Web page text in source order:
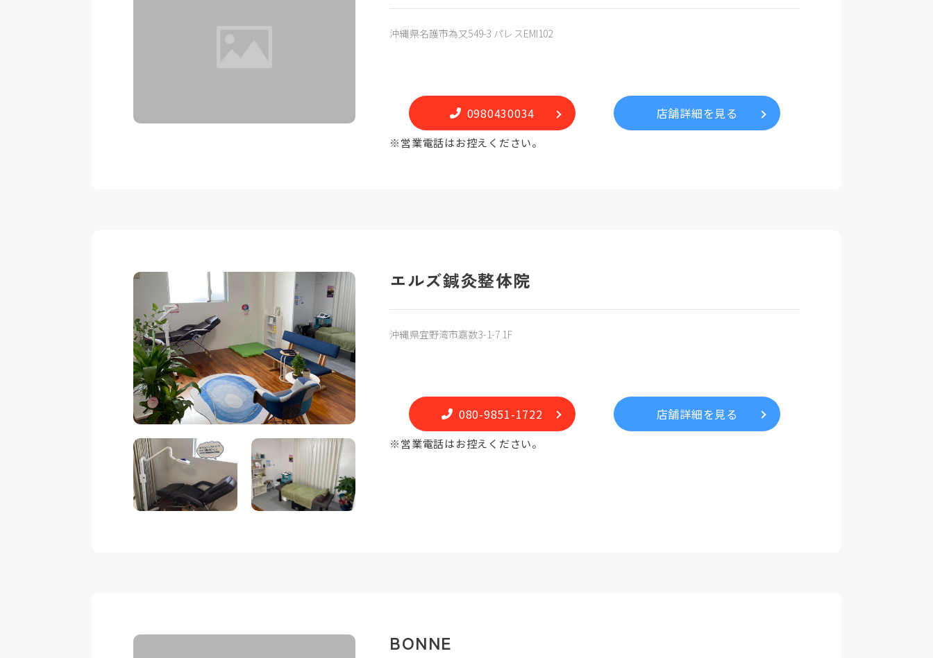
沖縄県名護市為又549-3 パレスEMI102
0980430034 店舗詳細を見る
※営業電話はお控えください。
エルズ鍼灸整体院
沖縄県宜野湾市嘉数3-1-7 1F
080-9851-1722 店舗詳細を見る
※営業電話はお控えください。
BONNE